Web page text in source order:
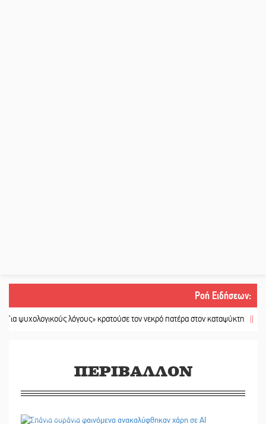
Ροή Ειδήσεων:
λόγους» κρατούσε τον νεκρό πατέρα στον καταψύκτη || Kastoras
ΠΕΡΙΒΑΛΛΟΝ